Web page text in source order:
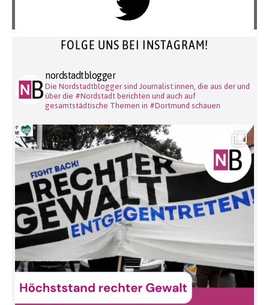
FOLGE UNS BEI INSTAGRAM!
nordstadtblogger
Die Nordstadtblogger sind Journalist:innen, die aus der und
über die #Nordstadt berichten und auch auf
gesamtstädtische Themen in #Dortmund schauen